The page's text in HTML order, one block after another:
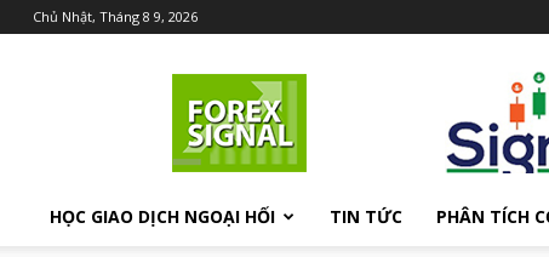
Chủ Nhật, Tháng 8 9, 2026
HỌC GIAO DỊCH NGOẠI HỐI
TIN TỨC PHÂN TÍCH